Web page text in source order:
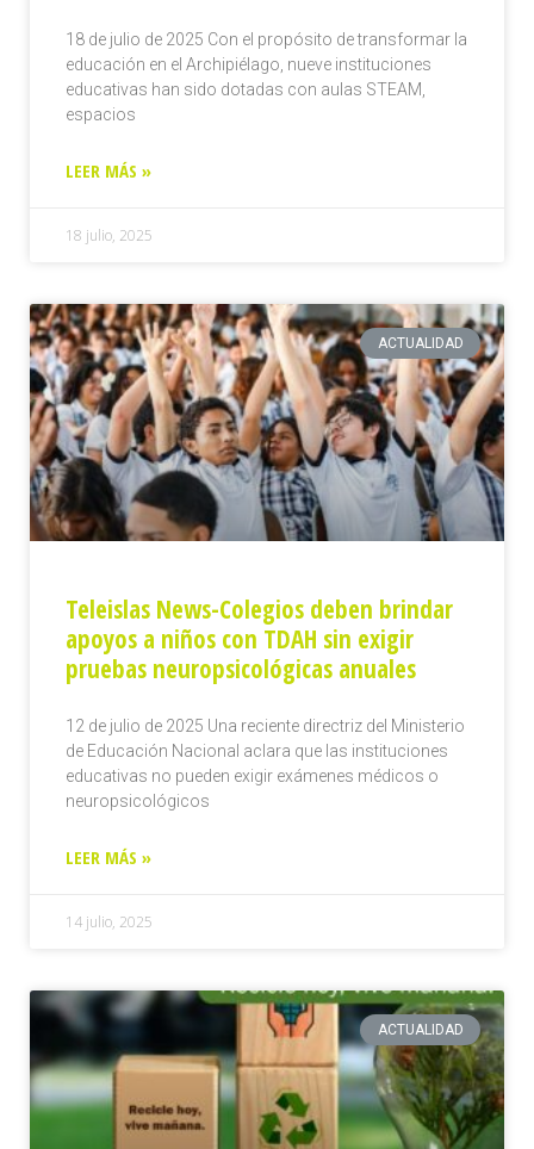
18 de julio de 2025 Con el propósito de transformar la
educación en el Archipiélago, nueve instituciones
educativas han sido dotadas con aulas STEAM,
espacios
LEER MÁS »
18 julio, 2025
ACTUALIDAD
Teleislas News-Colegios deben brindar
apoyos a niños con TDAH sin exigir
pruebas neuropsicológicas anuales
12 de julio de 2025 Una reciente directriz del Ministerio
de Educación Nacional aclara que las instituciones
educativas no pueden exigir exámenes médicos o
neuropsicológicos
LEER MÁS »
14 julio, 2025
ACTUALIDAD